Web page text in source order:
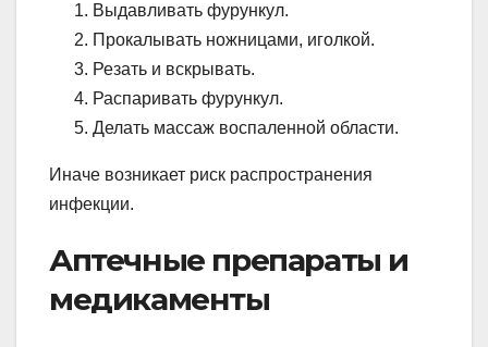
Выдавливать фурункул.
Прокалывать ножницами, иголкой.
Резать и вскрывать.
Распаривать фурункул.
Делать массаж воспаленной области.
Иначе возникает риск распространения
инфекции.
Аптечные препараты и
медикаменты